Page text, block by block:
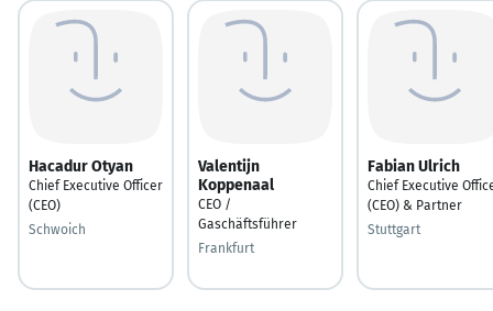
Hacadur Otyan
Chief Executive Officer
(CEO)
Schwoich
Valentijn
Koppenaal
CEO /
Gaschäftsführer
Frankfurt
Fabian Ulrich
Chief Executive
(CEO) & Partner
Stuttgart